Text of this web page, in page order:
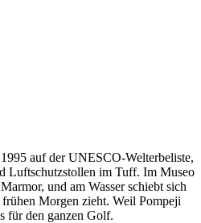
auf der UNESCO-Welterbeliste,
Luftschutzstollen im Tuff. Im Museo
und am Wasser schiebt sich
Morgen zieht. Weil Pompeji
für den ganzen Golf.